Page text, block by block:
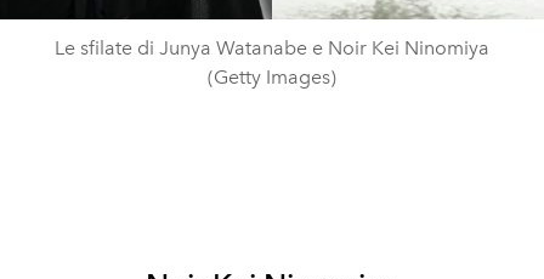
Le sfilate di Junya Watanabe e Noir Kei Ninomiya
(Getty Images)